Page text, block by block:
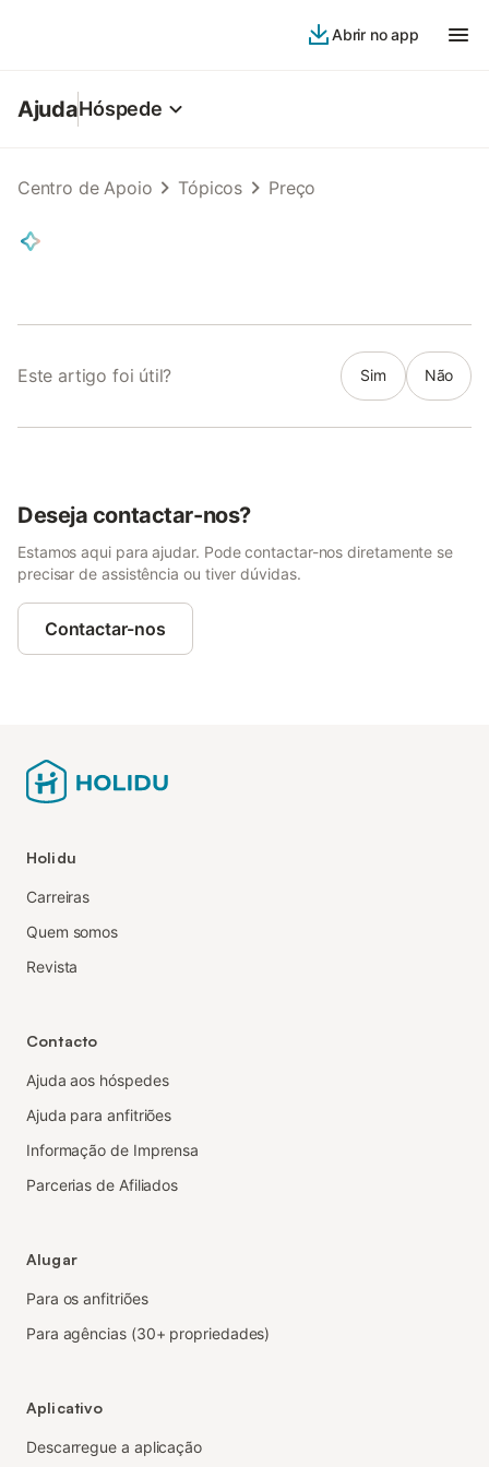
Abrir no app
AjudaHóspede
Centro de Apoio Tópicos Preço
Este artigo foi útil? Sim Não
Deseja contactar-nos?
Estamos aqui para ajudar. Pode contactar-nos diretamente se
precisar de assistência ou tiver dúvidas.
Contactar-nos
Holidu
Carreiras
Quem somos
Revista
Contacto
Ajuda aos hóspedes
Ajuda para anfitriões
Informação de Imprensa
Parcerias de Afiliados
Alugar
Para os anfitriões
Para agências (30+ propriedades)
Aplicativo
Descarregue a aplicação